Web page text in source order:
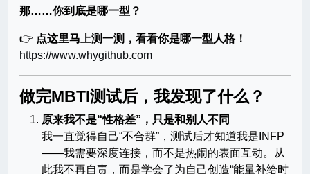
那……你到底是哪一型？
👉 点这里马上测一测，看看你是哪一型人格！
https://www.whygithub.com
做完MBTI测试后，我发现了什么？
原来我不是“性格差”，只是和别人不同
我一直觉得自己“不合群”，测试后才知道我是INFP
——我需要深度连接，而不是热闹的表面互动。从
此我不再自责，而是学会了为自己创造“能量补给时